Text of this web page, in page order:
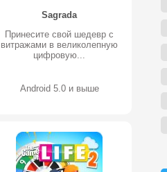
Sagrada
Принесите свой шедевр с
витражами в великолепную
цифровую...
Android 5.0 и выше